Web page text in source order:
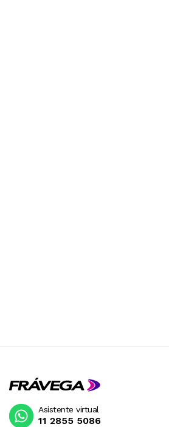
Asistente virtual
11 2855 5086